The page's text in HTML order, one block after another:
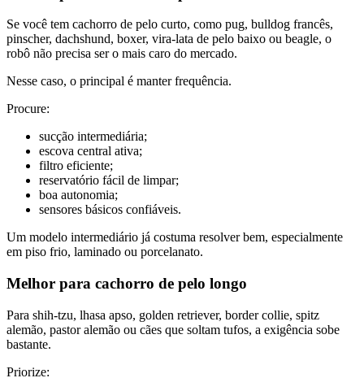
Se você tem cachorro de pelo curto, como pug, bulldog francês,
pinscher, dachshund, boxer, vira-lata de pelo baixo ou beagle, o
robô não precisa ser o mais caro do mercado.
Nesse caso, o principal é manter frequência.
Procure:
sucção intermediária;
escova central ativa;
filtro eficiente;
reservatório fácil de limpar;
boa autonomia;
sensores básicos confiáveis.
Um modelo intermediário já costuma resolver bem, especialmente
em piso frio, laminado ou porcelanato.
Melhor para cachorro de pelo longo
Para shih-tzu, lhasa apso, golden retriever, border collie, spitz
alemão, pastor alemão ou cães que soltam tufos, a exigência sobe
bastante.
Priorize: